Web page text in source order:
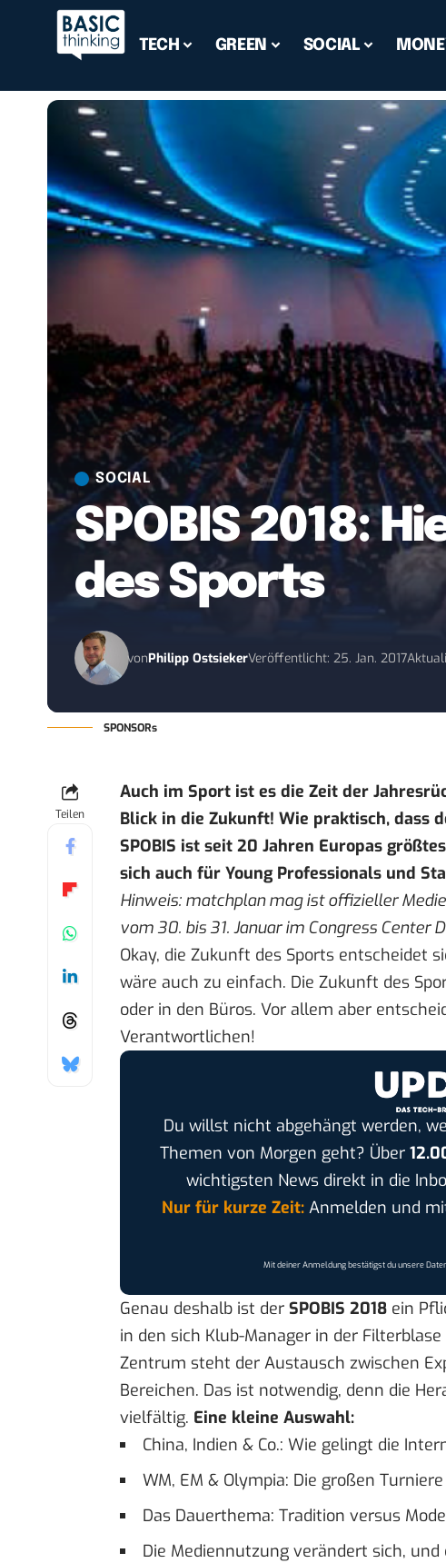
TECH GREEN SOCIAL
SOCIAL
SPOBIS 2018:
des Sports
vonPhilipp OstsiekerVeröffentlicht: 25. Jan. 2017
SPONSORs
Teilen
Auch im Sport ist es die Zeit der
Blick in die Zukunft! Wie praktisch, dass
SPOBIS ist seit 20 Jahren Europas
sich auch für Young Professionals und
Hinweis: matchplan mag ist offizieller
vom 30. bis 31. Januar im Congress Center
Okay, die Zukunft des Sports entscheidet
wäre auch zu einfach. Die Zukunft des
oder in den Büros. Vor allem aber
Verantwortlichen!
Du willst nicht abgehängt werden,
Themen von Morgen geht? Über
wichtigsten News direkt in die
Nur für kurze Zeit:Anmelden und
Mit deiner Anmeldung bestätigst du unsere
Genau deshalb ist der SPOBIS 2018 ein
in den sich Klub-Manager in der
Zentrum steht der Austausch zwischen
Bereichen. Das ist notwendig, denn die
vielfältig. Eine kleine Auswahl:
China, Indien & Co.: Wie gelingt die
WM, EM & Olympia: Die großen
Das Dauerthema: Tradition versus
Die Mediennutzung verändert sich,